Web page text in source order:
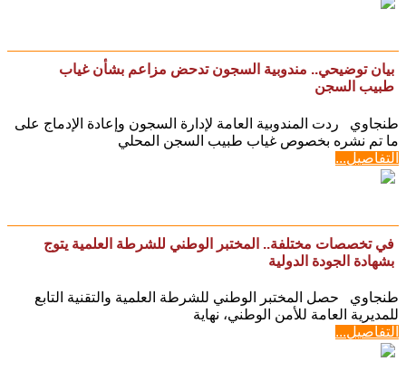
طبيب السجن
طنجاوي ردت المندوبية العامة لإدارة السجون وإعادة الإدماج على
ما تم نشره بخصوص غياب طبيب السجن المحلي
بشهادة الجودة الدولية
طنجاوي حصل المختبر الوطني للشرطة العلمية والتقنية التابع
للمديرية العامة للأمن الوطني، نهاية